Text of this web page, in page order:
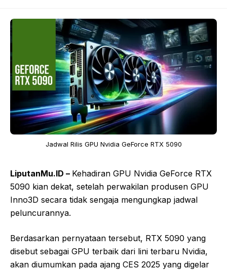
Jadwal Rilis GPU Nvidia GeForce RTX 5090
LiputanMu.ID – Kehadiran GPU Nvidia GeForce RTX
5090 kian dekat, setelah perwakilan produsen GPU
Inno3D secara tidak sengaja mengungkap jadwal
peluncurannya.
Berdasarkan pernyataan tersebut, RTX 5090 yang
disebut sebagai GPU terbaik dari lini terbaru Nvidia,
akan diumumkan pada ajang CES 2025 yang digelar